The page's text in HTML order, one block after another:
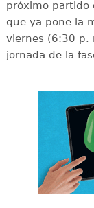
próximo partido
que ya pone la
viernes (6:30 p.
jornada de la